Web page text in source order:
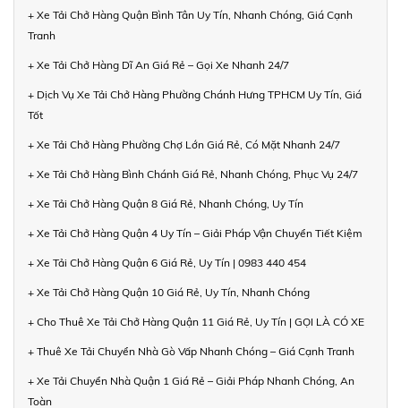
+ Xe Tải Chở Hàng Quận Bình Tân Uy Tín, Nhanh Chóng, Giá Cạnh
Tranh
+ Xe Tải Chở Hàng Dĩ An Giá Rẻ – Gọi Xe Nhanh 24/7
+ Dịch Vụ Xe Tải Chở Hàng Phường Chánh Hưng TPHCM Uy Tín, Giá
Tốt
+ Xe Tải Chở Hàng Phường Chợ Lớn Giá Rẻ, Có Mặt Nhanh 24/7
+ Xe Tải Chở Hàng Bình Chánh Giá Rẻ, Nhanh Chóng, Phục Vụ 24/7
+ Xe Tải Chở Hàng Quận 8 Giá Rẻ, Nhanh Chóng, Uy Tín
+ Xe Tải Chở Hàng Quận 4 Uy Tín – Giải Pháp Vận Chuyển Tiết Kiệm
+ Xe Tải Chở Hàng Quận 6 Giá Rẻ, Uy Tín | 0983 440 454
+ Xe Tải Chở Hàng Quận 10 Giá Rẻ, Uy Tín, Nhanh Chóng
+ Cho Thuê Xe Tải Chở Hàng Quận 11 Giá Rẻ, Uy Tín | GỌI LÀ CÓ XE
+ Thuê Xe Tải Chuyển Nhà Gò Vấp Nhanh Chóng – Giá Cạnh Tranh
+ Xe Tải Chuyển Nhà Quận 1 Giá Rẻ – Giải Pháp Nhanh Chóng, An
Toàn